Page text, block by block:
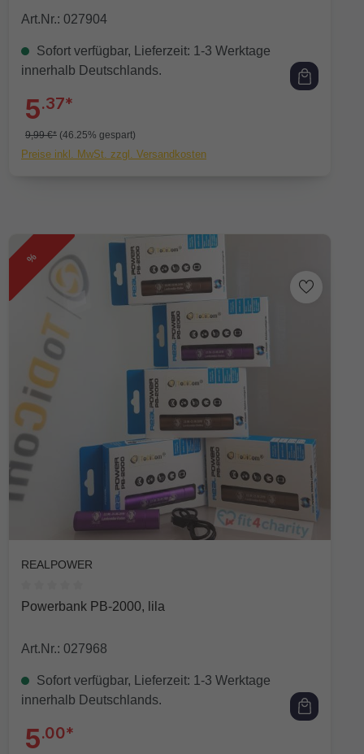
Art.Nr.: 027904
Sofort verfügbar, Lieferzeit: 1-3 Werktage
innerhalb Deutschlands.
5.37*
9,99 €* (46.25% gespart)
Preise inkl. MwSt. zzgl. Versandkosten
%
REALPOWER
Durchschnittliche Bewertung von 0 von 5 Sternen
Powerbank PB-2000, lila
Art.Nr.: 027968
Sofort verfügbar, Lieferzeit: 1-3 Werktage
innerhalb Deutschlands.
5.00*